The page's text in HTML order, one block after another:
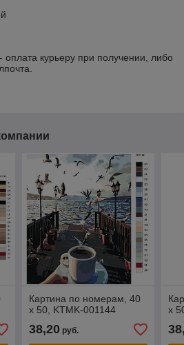
курьеру при получении, либо
Картина по номерам, 40
x 50, KTMK-001144
38,20руб.
x